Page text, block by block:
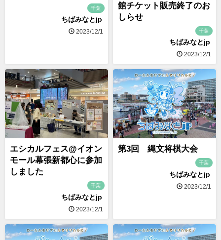
千葉
ちばみなとjp
2023/12/1
館チケット販売終了のお
しらせ
千葉
ちばみなとjp
2023/12/1
エシカルフェス@イオン
モール幕張新都心に参加
しました
千葉
ちばみなとjp
2023/12/1
第3回 縄文将棋大会
千葉
ちばみなとjp
2023/12/1